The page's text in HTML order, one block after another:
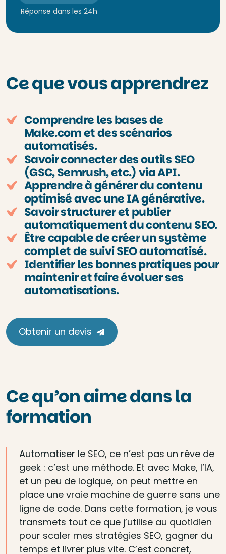
Réponse dans les 24h
Ce que vous apprendrez
Comprendre les bases de
Make.com et des scénarios
automatisés.
Savoir connecter des outils SEO
(GSC, Semrush, etc.) via API.
Apprendre à générer du contenu
optimisé avec une IA générative.
Savoir structurer et publier
automatiquement du contenu SEO.
Être capable de créer un système
complet de suivi SEO automatisé.
Identifier les bonnes pratiques pour
maintenir et faire évoluer ses
automatisations.
Obtenir un devis
Ce qu’on aime dans la
formation
Automatiser le SEO, ce n’est pas un rêve de
geek : c’est une méthode. Et avec Make, l’IA,
et un peu de logique, on peut mettre en
place une vraie machine de guerre sans une
ligne de code. Dans cette formation, je vous
transmets tout ce que j’utilise au quotidien
pour scaler mes stratégies SEO, gagner du
temps et livrer plus vite. C’est concret,